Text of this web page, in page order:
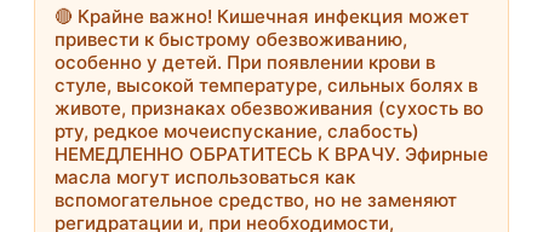
🔴 Крайне важно! Кишечная инфекция может
привести к быстрому обезвоживанию,
особенно у детей. При появлении крови в
стуле, высокой температуре, сильных болях в
животе, признаках обезвоживания (сухость во
рту, редкое мочеиспускание, слабость)
НЕМЕДЛЕННО ОБРАТИТЕСЬ К ВРАЧУ. Эфирные
масла могут использоваться как
вспомогательное средство, но не заменяют
регидратации и, при необходимости,